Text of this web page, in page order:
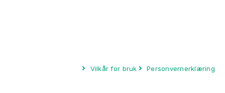
Vilkår for bruk Personvernerklæring